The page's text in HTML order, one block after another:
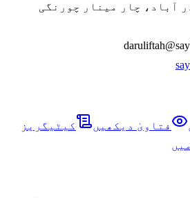
آباد، چار مینار چورنگی
فتاویٰ دیکھیں
کیٹیگریز